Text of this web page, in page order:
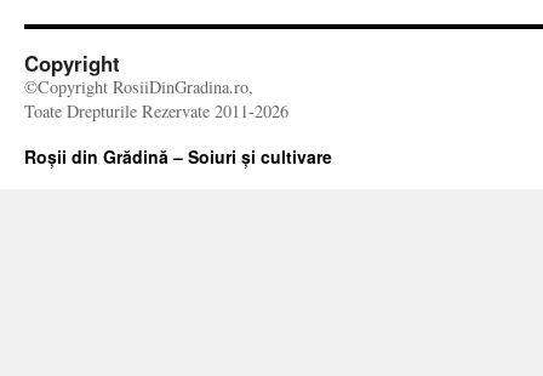
Copyright
©Copyright RosiiDinGradina.ro,
Toate Drepturile Rezervate 2011-2026
Roșii din Grădină – Soiuri și cultivare